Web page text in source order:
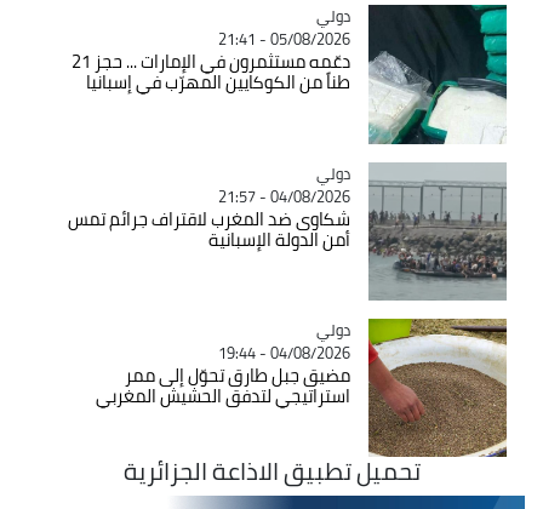
Catégorie
دولي
05/08/2026 - 21:41
دعّمه مستثمرون في الإمارات ... حجز 21
طناً من الكوكايين المهرّب في إسبانيا
Catégorie
دولي
04/08/2026 - 21:57
شكاوى ضد المغرب لاقتراف جرائم تمس
أمن الدولة الإسبانية
Catégorie
دولي
04/08/2026 - 19:44
مضيق جبل طارق تحوّل إلى ممر
استراتيجي لتدفق الحشيش المغربي
تحميل تطبيق الاذاعة الجزائرية